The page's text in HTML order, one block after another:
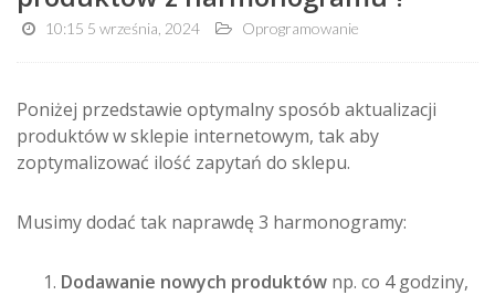
10:15 5 września, 2024 Oprogramowanie
Poniżej przedstawie optymalny sposób aktualizacji
produktów w sklepie internetowym, tak aby
zoptymalizować ilość zapytań do sklepu.
Musimy dodać tak naprawdę 3 harmonogramy:
Dodawanie nowych produktów np. co 4 godziny,